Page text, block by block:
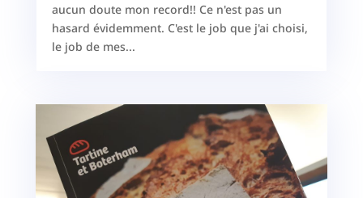
aucun doute mon record!! Ce n'est pas un
hasard évidemment. C'est le job que j'ai choisi,
le job de mes...